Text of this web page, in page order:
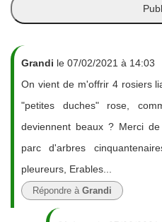
Grandi le 07/02/2021 à 14:03
On vient de m'offrir 4 rosiers
"petites duches" rose,
deviennent beaux ? Merci
parc d'arbres
pleureurs, Erables...
Répondre à Grandi